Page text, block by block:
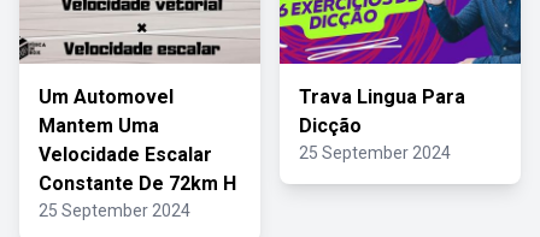
Um Automovel
Mantem Uma
Velocidade Escalar
Constante De 72km H
25 September 2024
Trava Lingua Para
Dicção
25 September 2024